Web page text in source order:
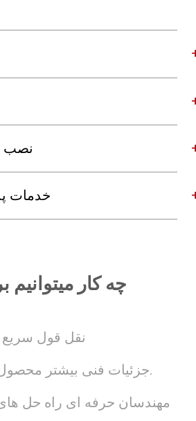
نصب
خدمات
چه کار میتوانیم
نقل قول
جزئیات فنی بیشتر محصول را ارائه دهید.
مهندسان حرفه ای راه حل